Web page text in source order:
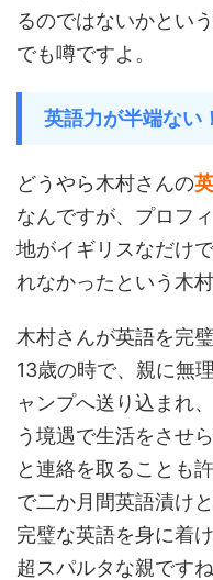
るのではないかとい
でも噂ですよ。
英語力が半端ない！
どうやら木村さんの
なんですが、プロフ
地がイギリスなだけ
れなかったという木村
木村さんが英語を完
13歳の時で、親に無
ャンプへ送り込まれ
う境遇で生活をさせ
と連絡を取ることも
で二か月間英語漬け
完璧な英語を身に着
超スパルタな親ですね